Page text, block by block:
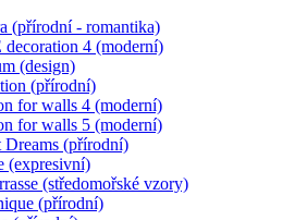
(přírodní - romantika)
4 (moderní)
(design)
(přírodní)
for walls 4 (moderní)
for walls 5 (moderní)
Dreams (přírodní)
(expresivní)
(středomořské vzory)
(přírodní)